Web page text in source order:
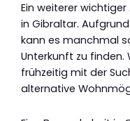
Ein weiterer
in Gibraltar.
kann es manchmal
Unterkunft zu finden.
frühzeitig mit der
alternative